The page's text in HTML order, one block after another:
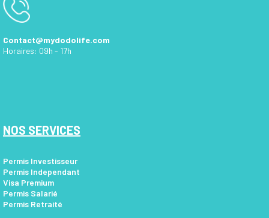
Contact@mydodolife.com
Horaires: 09h - 17h
NOS SERVICES
Permis Investisseur
Permis Independant
Visa Premium
Permis Salarié
Permis Retraité